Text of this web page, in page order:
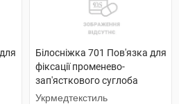
Білосніжка 701 Пов'язка для
фіксації променево-
зап'ясткового суглоба
розмір 3 (19-20см) 1 шт
Укрмедтекстиль